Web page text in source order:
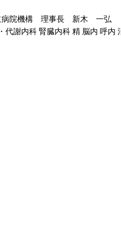
病院機構 理事長 新木 一弘
代謝内科 腎臓内科 精 脳内 呼